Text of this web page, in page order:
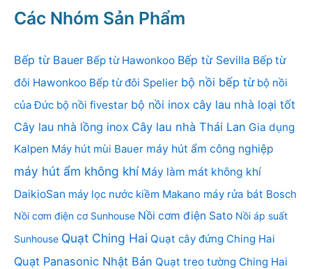
Các Nhóm Sản Phẩm
Bếp từ Bauer Bếp từ Hawonkoo Bếp từ Sevilla Bếp từ
đôi Hawonkoo Bếp từ đôi Spelier bộ nồi bếp từ bộ nồi
của Đức bộ nồi fivestar bộ nồi inox cây lau nhà loại tốt
Cây lau nhà lồng inox Cây lau nhà Thái Lan Gia dụng
Kalpen Máy hút mùi Bauer máy hút ẩm công nghiệp
máy hút ẩm không khí Máy làm mát không khí
DaikioSan máy lọc nước kiềm Makano máy rửa bát Bosch
Nồi cơm điện cơ Sunhouse Nồi cơm điện Sato Nồi áp suất
Sunhouse Quạt Ching Hai Quạt cây đứng Ching Hai
Quạt Panasonic Nhật Bản Quạt treo tường Ching Hai